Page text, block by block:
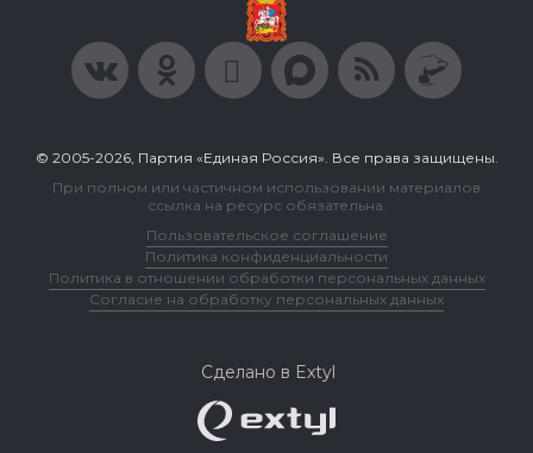
© 2005-2026, Партия «Единая Россия». Все права защищены.
При полном или частичном использовании материалов
ссылка на ресурс обязательна.
Пользовательское соглашение
Политика конфиденциальности
Политика в отношении обработки персональных данных
Согласие на обработку персональных данных
Сделано в Extyl